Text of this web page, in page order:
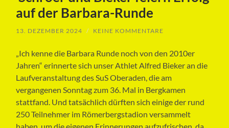
auf der Barbara-Runde
13. DEZEMBER 2024 / KEINE KOMMENTARE
„Ich kenne die Barbara Runde noch von den 2010er
Jahren“ erinnerte sich unser Athlet Alfred Bieker an die
Laufveranstaltung des SuS Oberaden, die am
vergangenen Sonntag zum 36. Mal in Bergkamen
stattfand. Und tatsächlich dürften sich einige der rund
250 Teilnehmer im Römerbergstadion versammelt